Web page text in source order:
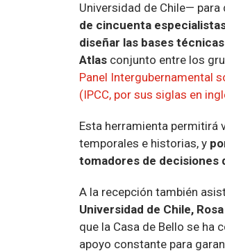
Universidad de Chile— para
de cincuenta
diseñar las bases
Atlas conjunto entre los
Panel Intergubernamental
(IPCC, por sus siglas en
Esta herramienta permitirá
temporales e historias, y
tomadores de decisiones
A la recepción también
Universidad de Chile,
que la Casa de Bello se ha
apoyo constante para